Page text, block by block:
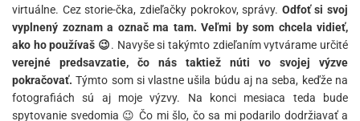
virtuálne. Cez storie-čka, zdieľačky pokrokov, správy. Odfoť si svoj
vyplnený zoznam a označ ma tam. Veľmi by som chcela vidieť,
ako ho používaš 😉. Navyše si takýmto zdieľaním vytvárame určité
verejné predsavzatie, čo nás taktiež núti vo svojej výzve
pokračovať. Týmto som si vlastne ušila búdu aj na seba, keďže na
fotografiách sú aj moje výzvy. Na konci mesiaca teda bude
spytovanie svedomia 😉 Čo mi šlo, čo sa mi podarilo dodržiavať a